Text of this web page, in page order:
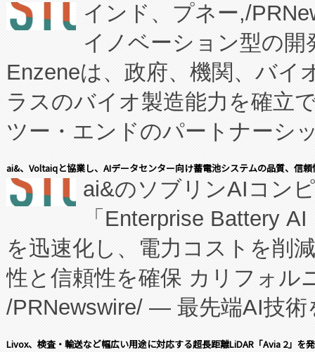
インド、プネー,/
イノベーション型の
Enzeneは、政府、機関、バイ
ラスのバイオ製造能力を確立
ツー・エンドのパートナーシ
表しました。 同社の実績ある
manufacturing™ (FCCM™) プ
たNeXは、バイオ医薬品製造
従来のフェッドバッチ施設の
に、患者やサプライチェーン
キー方式で拡張性が高く、持
す。FCCM‑を活用した現地生
ai&、Voltaiqと協業し、AIデータセンター向け蓄電池システムの品質、信
ai&のソブリンAIコン
「Enterprise Battery
を迅速化し、電力コストを削
性と信頼性を確保 カリフォル
/PRNewswire/ — 最先端AI技術
会社エーアイ・アンド：本社
Livox、検査・輸送など幅広い用途に対応する超長距離LiDAR「Avia 2」を